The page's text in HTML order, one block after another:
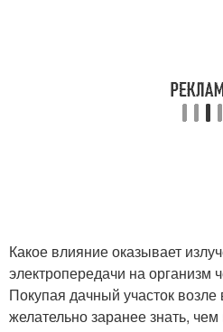
Какое влияние оказывает
электропередачи на организм
Покупая дачный участок
желательно заранее знать, чем